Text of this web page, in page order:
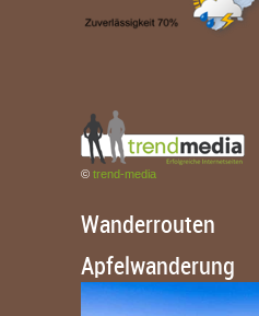
© trend-media
Wanderrouten
Apfelwanderung